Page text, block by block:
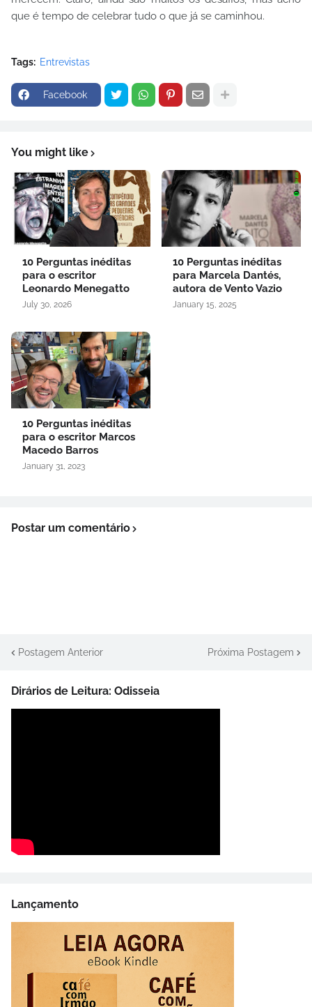
que é tempo de celebrar tudo o que já se caminhou.
Tags: Entrevistas
Facebook
You might like
10 Perguntas inéditas
para o escritor
Leonardo Menegatto
July 30, 2026
10 Perguntas inéditas
para Marcela Dantés,
autora de Vento Vazio
January 15, 2025
10 Perguntas inéditas
para o escritor Marcos
Macedo Barros
January 31, 2023
Postar um comentário
Postagem Anterior Próxima Postagem
Dirários de Leitura: Odisseia
Lançamento